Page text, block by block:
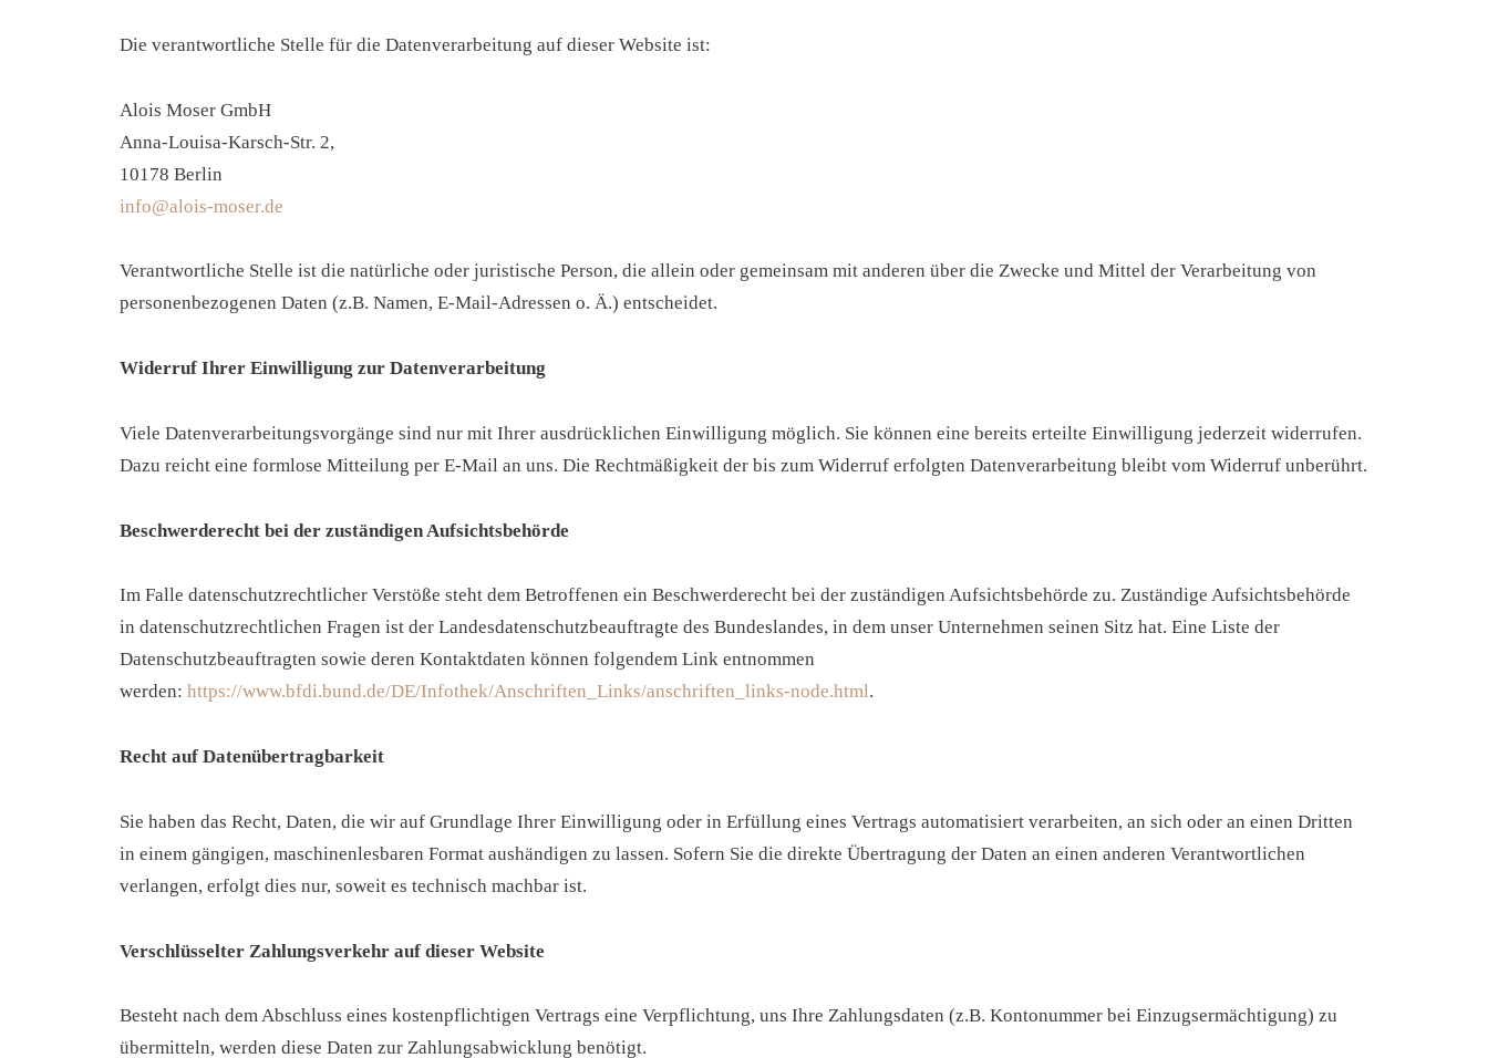
Die verantwortliche Stelle für die Datenverarbeitung auf dieser Website ist:
Alois Moser GmbH
Anna-Louisa-Karsch-Str. 2,
10178 Berlin
info@alois-moser.de
Verantwortliche Stelle ist die natürliche oder juristische Person, die allein oder gemeinsam mit anderen über die Zwecke und Mittel der Verarbeitung von
personenbezogenen Daten (z.B. Namen, E-Mail-Adressen o. Ä.) entscheidet.
Widerruf Ihrer Einwilligung zur Datenverarbeitung
Viele Datenverarbeitungsvorgänge sind nur mit Ihrer ausdrücklichen Einwilligung möglich. Sie können eine bereits erteilte Einwilligung jederzeit widerrufen.
Dazu reicht eine formlose Mitteilung per E-Mail an uns. Die Rechtmäßigkeit der bis zum Widerruf erfolgten Datenverarbeitung bleibt vom Widerruf unberührt.
Beschwerderecht bei der zuständigen Aufsichtsbehörde
Im Falle datenschutzrechtlicher Verstöße steht dem Betroffenen ein Beschwerderecht bei der zuständigen Aufsichtsbehörde zu. Zuständige Aufsichtsbehörde
in datenschutzrechtlichen Fragen ist der Landesdatenschutzbeauftragte des Bundeslandes, in dem unser Unternehmen seinen Sitz hat. Eine Liste der
Datenschutzbeauftragten sowie deren Kontaktdaten können folgendem Link entnommen
werden: https://www.bfdi.bund.de/DE/Infothek/Anschriften_Links/anschriften_links-node.html.
Recht auf Datenübertragbarkeit
Sie haben das Recht, Daten, die wir auf Grundlage Ihrer Einwilligung oder in Erfüllung eines Vertrags automatisiert verarbeiten, an sich oder an einen Dritten
in einem gängigen, maschinenlesbaren Format aushändigen zu lassen. Sofern Sie die direkte Übertragung der Daten an einen anderen Verantwortlichen
verlangen, erfolgt dies nur, soweit es technisch machbar ist.
Verschlüsselter Zahlungsverkehr auf dieser Website
Besteht nach dem Abschluss eines kostenpflichtigen Vertrags eine Verpflichtung, uns Ihre Zahlungsdaten (z.B. Kontonummer bei Einzugsermächtigung) zu
übermitteln, werden diese Daten zur Zahlungsabwicklung benötigt.